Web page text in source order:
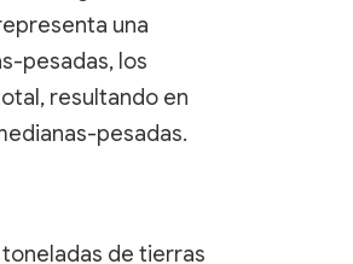
una
pesadas, los
resultando en
pesadas.
de tierras